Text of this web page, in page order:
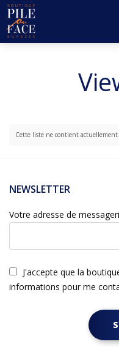
Cette liste ne contient
NEWSLETTER
Votre adresse de
J'accepte que la
informations pour me